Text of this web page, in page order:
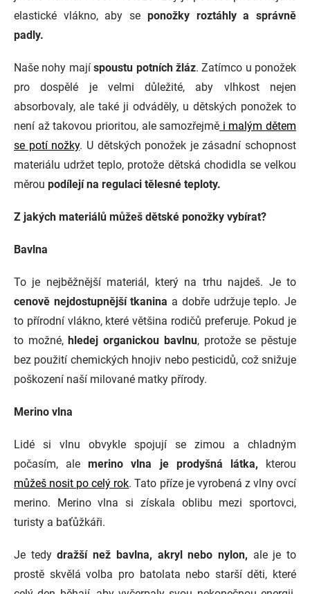
elastické vlákno, aby se ponožky roztáhly a správně
padly.
Naše nohy majíspoustu potních žláz. Zatímco u ponožek
pro dospělé je velmi důležité, aby vlhkost nejen
absorbovaly, ale také ji odváděly, u dětských ponožek to
není až takovou prioritou, ale samozřejmě i malým dětem
se potí nožky. U dětských ponožek je zásadní schopnost
materiálu udržet teplo, protože dětská chodidla se velkou
měrou podílejí na regulaci tělesné teploty.
Z jakých materiálů můžeš dětské ponožky vybírat?
Bavlna
To je nejběžnější materiál, který na trhu najdeš. Je to
cenově nejdostupnější tkanina a dobře udržuje teplo. Je
to přírodní vlákno, které většina rodičů preferuje. Pokud je
to možné,hledej organickou bavlnu, protože se pěstuje
bez použití chemických hnojiv nebo pesticidů, což snižuje
poškození naší milované matky přírody.
Merino vlna
Lidé si vlnu obvykle spojují se zimou a chladným
počasím, ale merino vlna je prodyšná látka, kterou
můžeš nosit po celý rok. Tato příze je vyrobená z vlny ovcí
merino. Merino vlna si získala oblibu mezi sportovci,
turisty a baťůžkáři.
Je tedydražší než bavlna, akryl nebo nylon, ale je to
prostě skvělá volba pro batolata nebo starší děti, které